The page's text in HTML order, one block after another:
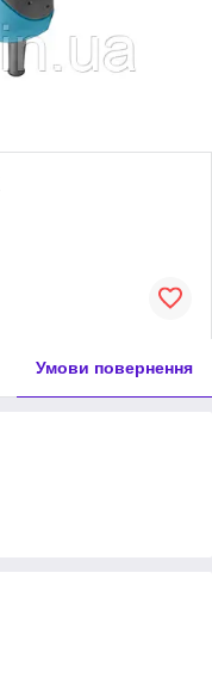
Умови повернення